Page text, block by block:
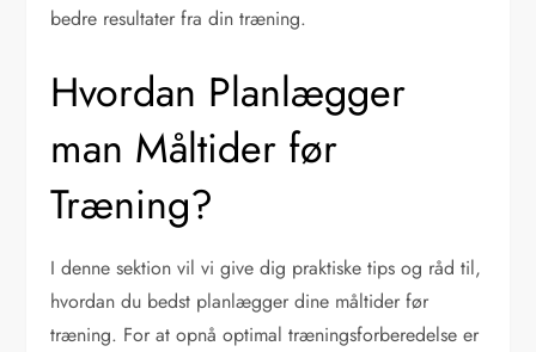
bedre resultater fra din træning.
Hvordan Planlægger
man Måltider før
Træning?
I denne sektion vil vi give dig praktiske tips og råd til,
hvordan du bedst planlægger dine måltider før
træning. For at opnå optimal træningsforberedelse er